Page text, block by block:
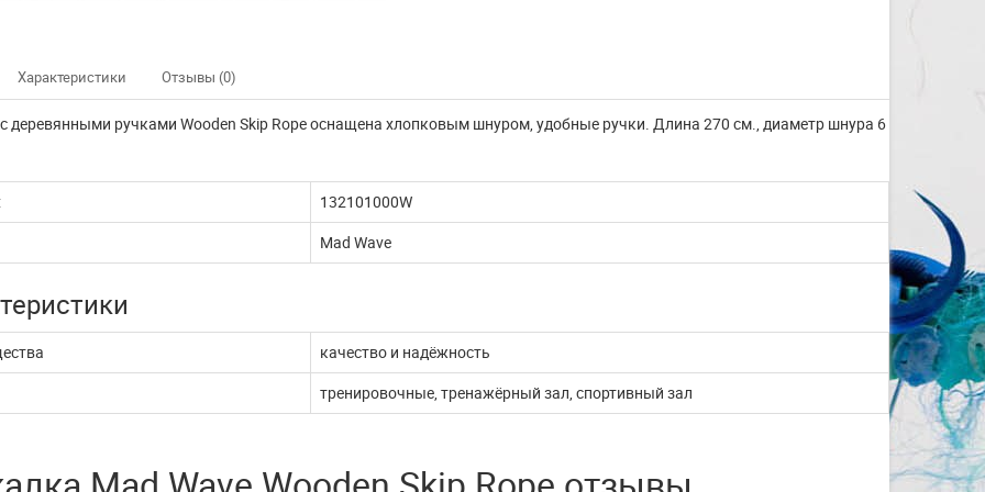
не доступны
Наш интернет магазин
шапочек для плавания
Характеристики Отзывы (0)
деревянными ручками Wooden Skip Rope оснащена хлопковым шнуром, удобные ручки. Длина 270 см., диаметр шнура 6
132101000W
Mad Wave
качество и надёжность
тренировочные, тренажёрный зал, спортивный зал